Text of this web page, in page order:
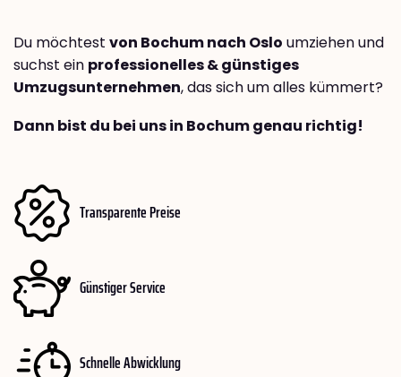
Du möchtest von Bochum nach Oslo umziehen und
suchst ein professionelles & günstiges
Umzugsunternehmen, das sich um alles kümmert?
Dann bist du bei uns in Bochum genau richtig!
Transparente Preise
Günstiger Service
Schnelle Abwicklung